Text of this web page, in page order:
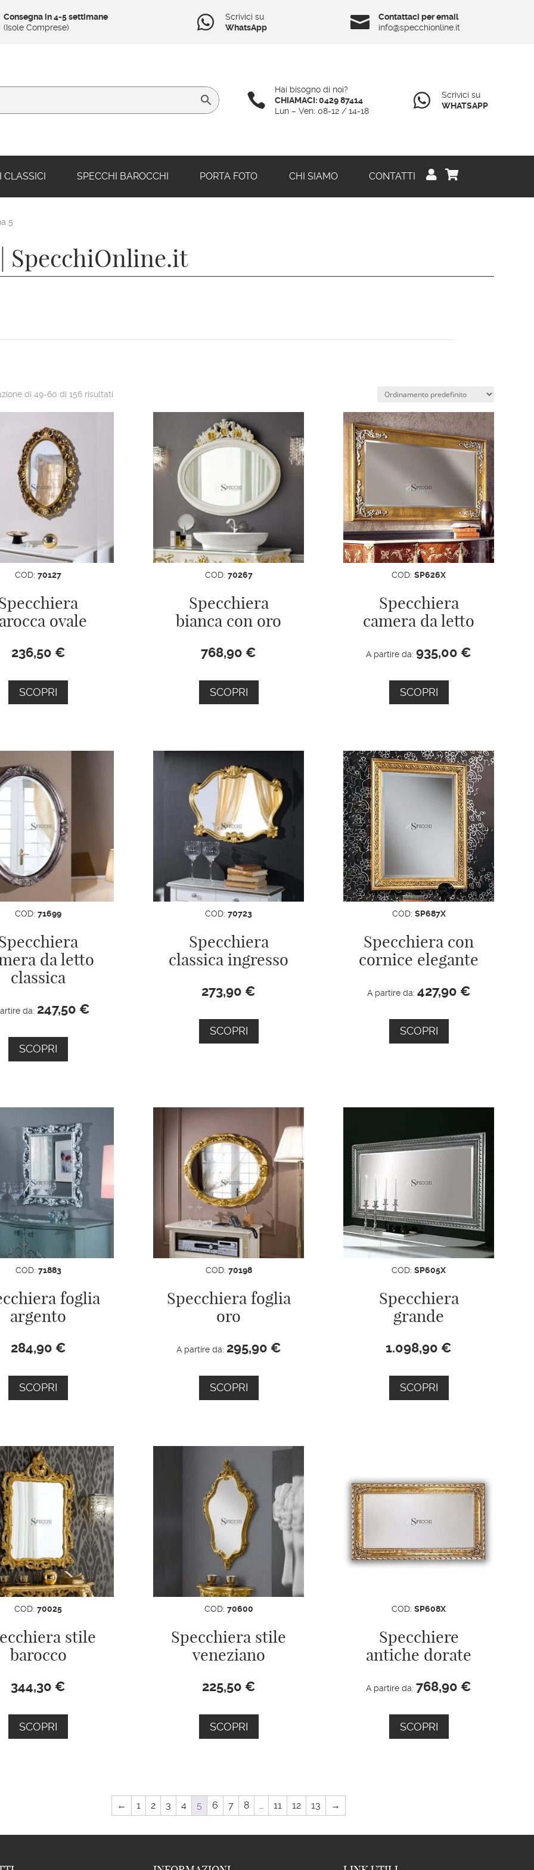
Consegna in 4-5 settimane
(Isole Comprese)

Scrivici su
WhatsApp

Contattaci per email
info@specchionline.it

Hai bisogno di noi?
CHIAMACI: 0429 87414
Lun – Ven: 08-12 / 14-18

Scrivici su
WHATSAPP
CLASSICI SPECCHI BAROCCHI PORTA FOTO CHI SIAMO CONTATTI  
5
SpecchiOnline.it
di 49-60 di 156 risultati
COD:70127
ovale
236,50 €
SCOPRI
COD: 70267
Specchiera
bianca con oro
768,90 €
SCOPRI
COD:SP626X
Specchiera
camera da letto
A partire da:935,00 €
SCOPRI
COD:71699
da letto
classica
da: 247,50 €
SCOPRI
COD: 70723
Specchiera
classica ingresso
273,90 €
SCOPRI
COD: SP687X
Specchiera con
cornice elegante
A partire da: 427,90 €
SCOPRI
COD: 71883
foglia
argento
284,90 €
SCOPRI
COD: 70198
Specchiera foglia
oro
A partire da: 295,90 €
SCOPRI
COD:SP605X
Specchiera
grande
1.098,90 €
SCOPRI
COD:70025
stile
barocco
344,30 €
SCOPRI
COD: 70600
Specchiera stile
veneziano
225,50 €
SCOPRI
COD:SP608X
Specchiere
antiche dorate
A partire da:768,90 €
SCOPRI
← 1 2 3 4 5 6 7 8 11 12 13 →